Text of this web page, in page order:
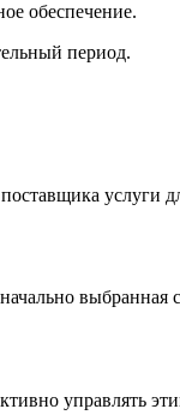
обеспечение.
период.
услуги
выбранная
управлять